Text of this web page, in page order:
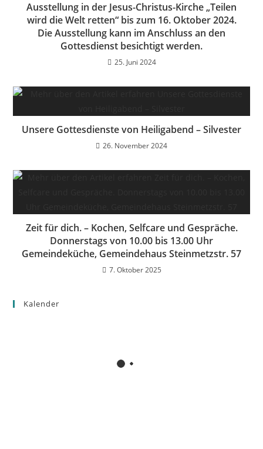
Ausstellung in der Jesus-Christus-Kirche „Teilen
wird die Welt retten“ bis zum 16. Oktober 2024.
Die Ausstellung kann im Anschluss an den
Gottesdienst besichtigt werden.
25. Juni 2024
Unsere Gottesdienste von Heiligabend – Silvester
26. November 2024
Zeit für dich. – Kochen, Selfcare und Gespräche.
Donnerstags von 10.00 bis 13.00 Uhr
Gemeindeküche, Gemeindehaus Steinmetzstr. 57
7. Oktober 2025
Kalender